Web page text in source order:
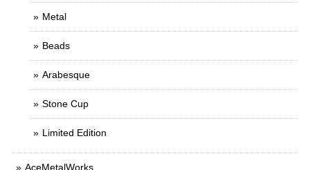
Metal
Beads
Arabesque
Stone Cup
Limited Edition
AceMetalWorks